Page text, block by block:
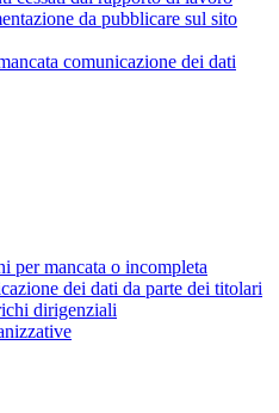
da pubblicare sul sito
comunicazione dei dati
per mancata o incompleta
dei dati da parte dei titolari
dirigenziali